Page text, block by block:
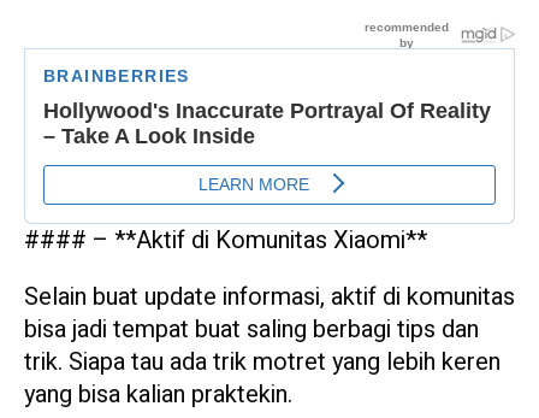
#### – **Aktif di Komunitas Xiaomi**
Selain buat update informasi, aktif di komunitas
bisa jadi tempat buat saling berbagi tips dan
trik. Siapa tau ada trik motret yang lebih keren
yang bisa kalian praktekin.